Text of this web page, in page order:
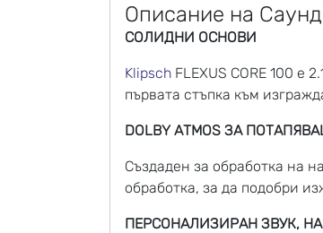
Описание на
СОЛИДНИ ОСНОВИ
Klipsch FLEXUS CORE 100 е
първата стъпка към
DOLBY ATMOS ЗА
Създаден за обработка на
обработка, за да подобри
ПЕРСОНАЛИЗИРАН ЗВУК,